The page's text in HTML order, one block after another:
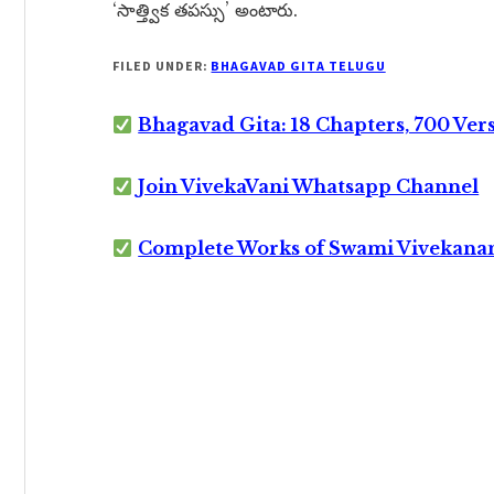
‘సాత్త్విక తపస్సు’ అంటారు.
FILED UNDER: BHAGAVAD GITA TELUGU
Bhagavad Gita: 18 Chapters, 700
Join VivekaVani Whatsapp Channel
Complete Works of Swami